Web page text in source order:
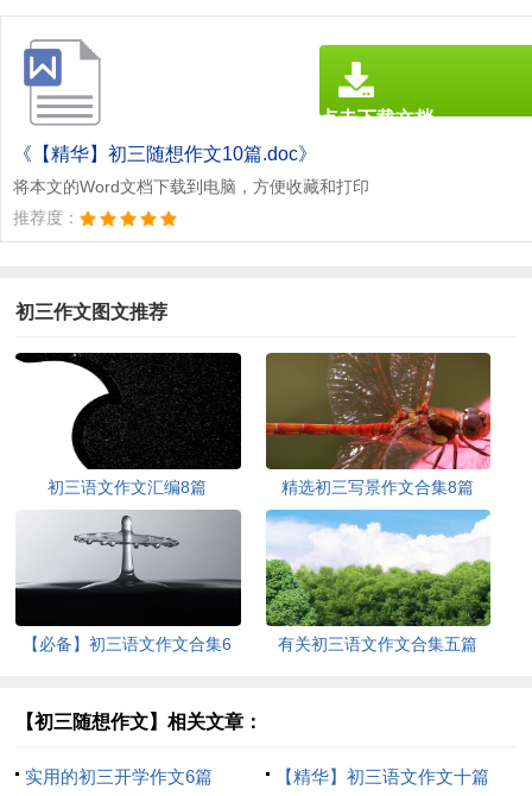
《【精华】初三随想作文10篇.doc》
将本文的Word文档下载到电脑，方便收藏和打印
推荐度：
点击下载文档
初三作文图文推荐
初三语文作文汇编8篇 精选初三写景作文合集8篇
【必备】初三语文作文合集6
有关初三语文作文合集五篇
【初三随想作文】相关文章：
实用的初三开学作文6篇 【精华】初三语文作文十篇